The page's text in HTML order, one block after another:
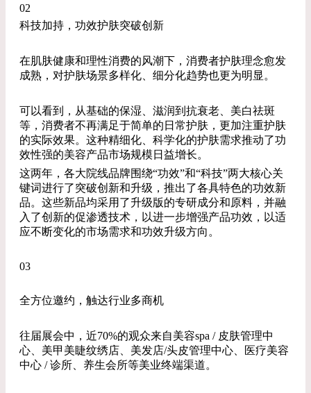
02
科技加持，功效护肤突破创新
在肌肤健康和理性消费的风潮下，消费者护肤理念愈发
成熟，对护肤场景多样化、细分化趋势也更为明显。
可以看到，从基础的保湿、滋润到抗衰老、美白祛斑
等，消费者不再满足于简单的日常护肤，更加注重护肤
的实际效果。这种精细化、科学化的护肤需求推动了功
效性强的美容产品市场规模日益增长。
这两年，各大院线品牌围绕“功效”和“科技”两大核心关
键词进行了突破创新和升级，推出了各具特色的功效新
品。这些新品均采用了升级版的专研成分和原料，并融
入了创新的促渗透技术，以进一步增强产品功效，以适
应不断变化的市场需求和功效升级方向。
03
全方位邀约，触达行业多商机
往届展会中，近70%的观众来自美容spa / 皮肤管理中
心、美甲美睫纹绣店、美发店/头皮管理中心、医疗美容
中心 / 诊所、养生会所等美业终端渠道。